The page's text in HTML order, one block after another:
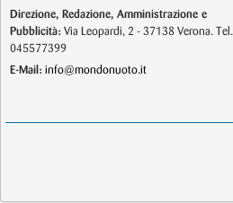
Direzione, Redazione, Amministrazione e
Pubblicità: Via Leopardi, 2 - 37138 Verona. Tel.
045577399
E-Mail: info@mondonuoto.it